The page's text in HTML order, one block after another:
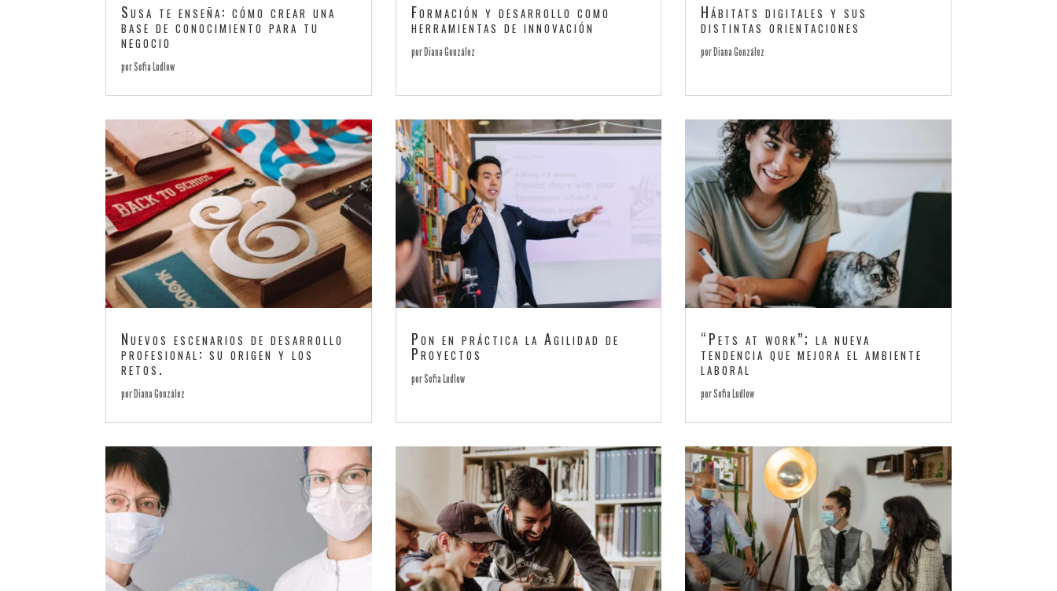
Susa te enseña: cómo crear una
base de conocimiento para tu
negocio
porSofia Ludlow
Formación y desarrollo como
herramientas de innovación
porDiana González
Hábitats digitales y sus
distintas orientaciones
porDiana González
Nuevos escenarios de desarrollo
profesional: su origen y los
retos.
porDiana González
Pon en práctica la Agilidad de
Proyectos
porSofia Ludlow
“Pets at work”; la nueva
tendencia que mejora el ambiente
laboral
porSofia Ludlow